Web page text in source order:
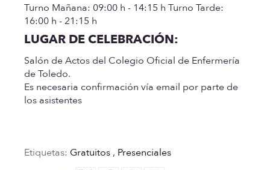
Turno Mañana: 09:00 h - 14:15 h Turno Tarde:
16:00 h - 21:15 h
LUGAR DE CELEBRACIÓN:
Salón de Actos del Colegio Oficial de Enfermería
de Toledo.
Es necesaria confirmación vía email por parte de
los asistentes
Etiquetas: Gratuitos , Presenciales